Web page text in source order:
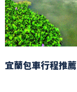
宜蘭包車行程推薦